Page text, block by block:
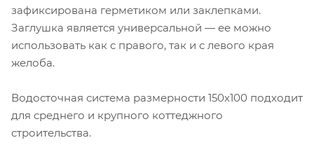
зафиксирована герметиком или заклепками.
Заглушка является универсальной — ее можно
использовать как с правого, так и с левого края
желоба.
Водосточная система размерности 150х100 подходит
для среднего и крупного коттеджного
строительства.